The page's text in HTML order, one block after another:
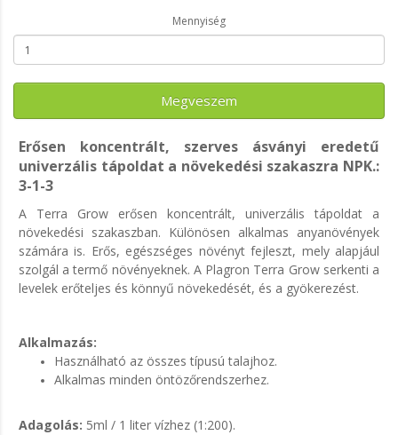
Mennyiség
Megveszem
Erősen koncentrált, szerves ásványi eredetű
univerzális tápoldat a növekedési szakaszra NPK.:
3-1-3
A Terra Grow erősen koncentrált, univerzális tápoldat a
növekedési szakaszban. Különösen alkalmas anyanövények
számára is. Erős, egészséges növényt fejleszt, mely alapjául
szolgál a termő növényeknek. A Plagron Terra Grow serkenti a
levelek erőteljes és könnyű növekedését, és a gyökerezést.
Alkalmazás:
Használható az összes típusú talajhoz.
Alkalmas minden öntözőrendszerhez.
Adagolás: 5ml / 1 liter vízhez (1:200).